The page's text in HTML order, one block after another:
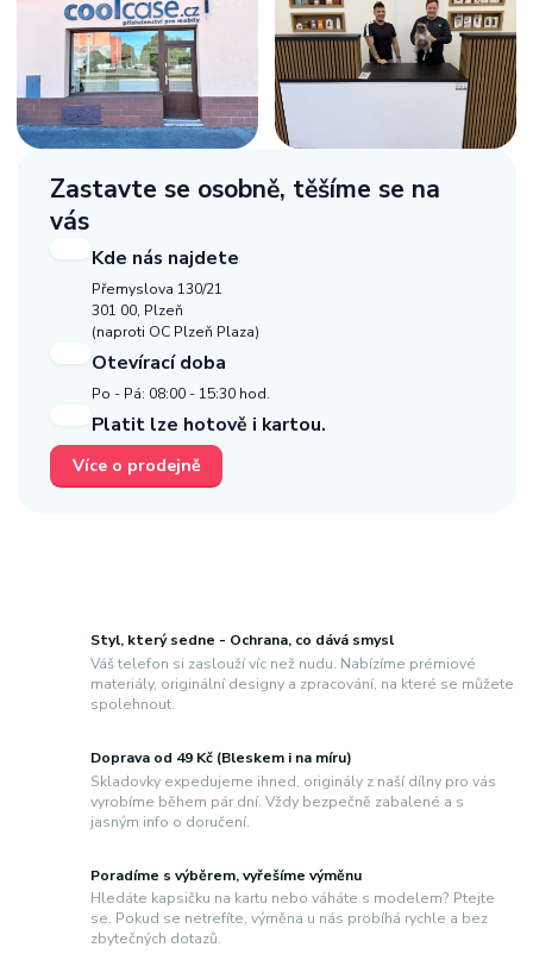
Zastavte se osobně, těšíme se na
vás
Kde nás najdete
Přemyslova 130/21
301 00, Plzeň
(naproti OC Plzeň Plaza)
Otevírací doba
Po - Pá: 08:00 - 15:30 hod.
Platit lze hotově i kartou.
Více o prodejně
Styl, který sedne - Ochrana, co dává smysl
Váš telefon si zaslouží víc než nudu. Nabízíme prémiové
materiály, originální designy a zpracování, na které se můžete
spolehnout.
Doprava od 49 Kč (Bleskem i na míru)
Skladovky expedujeme ihned, originály z naší dílny pro vás
vyrobíme během pár dní. Vždy bezpečně zabalené a s
jasným info o doručení.
Poradíme s výběrem, vyřešíme výměnu
Hledáte kapsičku na kartu nebo váháte s modelem? Ptejte
se. Pokud se netrefíte, výměna u nás probíhá rychle a bez
zbytečných dotazů.